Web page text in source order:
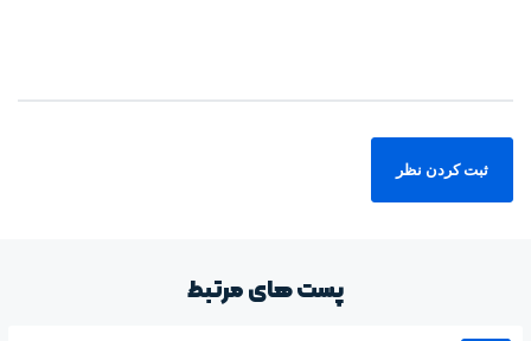
پست های مرتبط